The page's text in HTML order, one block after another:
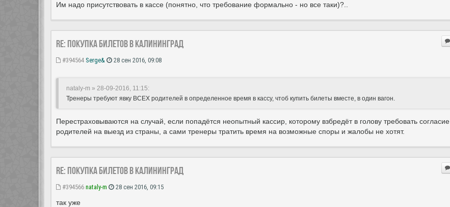
Им надо присутствовать в кассе (понятно, что требование формально - но все таки)?..
Re: Покупка билетов в Калининград
#394564 Serge& 28 сен 2016, 09:08
nataly-m » 28-09-2016, 11:15:
Тренеры требуют явку ВСЕХ родителей в определенное время в кассу, чтоб купить билеты вместе, в один вагон.
Перестраховываются на случай, если попадётся неопытный кассир, которому взбредёт в голову требовать согласие
родителей на выезд из страны, а сами тренеры тратить время на возможные споры и жалобы не хотят.
Re: Покупка билетов в Калининград
#394566 nataly-m 28 сен 2016, 09:15
так уже